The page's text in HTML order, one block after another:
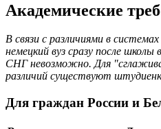
Академические
В связи с различиями в
немецкий вуз сразу после школы
СНГ невозможно. Для
различий существуют
Для граждан России и